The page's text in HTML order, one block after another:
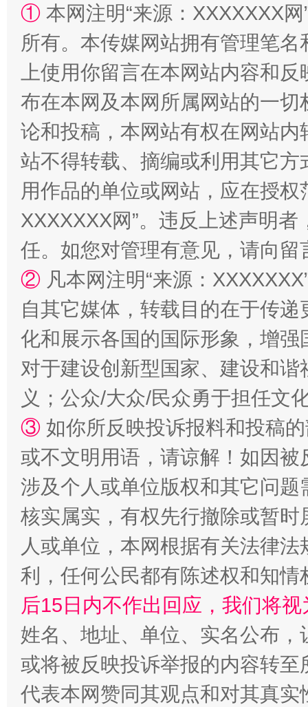
站台名比不上好声名
漫山遍野的桃花与雪山、麦地、白藏房 除
招工难、用工荒背后
① 本网注明“来源：XXXXXXX
所有。本传媒网站拥有管理笔
上使用你留言在本网站内容和
布在本网及本网所属网站的一
论和投稿，本网站有权在网站
站不得转载、摘编或利用其它
用作品的单位或网站，应在授
XXXXXXX网”。违反上述声明
任。如您对管理有意见，请向
② 凡本网注明“来源：
自其它媒体，转载目的在于传
化和展示各国的国际形象，增
对于建设创新型国家、建设和
义；公众/大众/民众勇于担任文
③ 如你所反映投诉报料和投稿
或不文明用语，请谅解！如因
涉及个人或单位版权和其它问题
核实属实，有权先行撤除或暂
人或单位，本网根据有关法律
利，任何公民都有陈述权和知情
后15日内不作出回应，我们将
姓名、地址、单位、实名公布
或将被反映投诉举报的内容转
代表本网赞同其观点和对其真实